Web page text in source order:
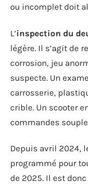
ou incomplet doit
L’inspection du
légère. Il s’agit de
corrosion, jeu
suspecte. Un
carrosserie,
crible. Un scooter
commandes
Depuis avril 2024,
programmé pour
de 2025. Il est